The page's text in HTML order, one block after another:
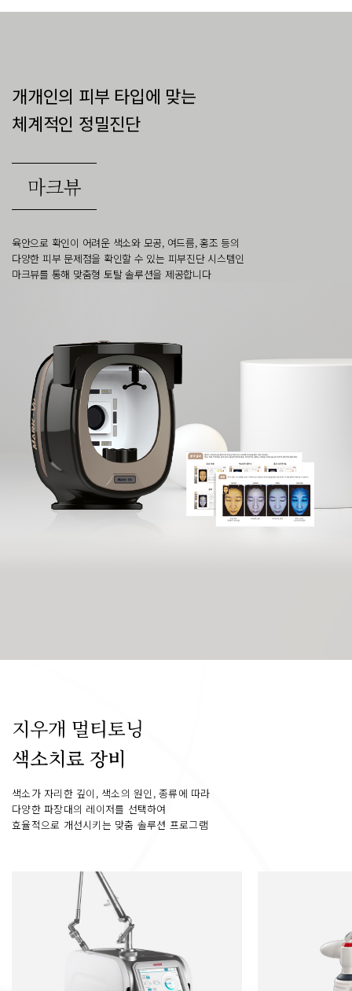
개개인의 피부 타입에 맞는
체계적인 정밀진단
마크뷰
육안으로 확인이 어려운 색소와 모공, 여드름, 홍조 등의
다양한 피부 문제점을 확인할 수 있는 피부진단 시스템인
마크뷰를 통해 맞춤형 토탈 솔루션을 제공합니다
지우개 멀티토닝
색소치료 장비
색소가 자리한 깊이, 색소의 원인, 종류에 따라
다양한 파장대의 레이저를 선택하여
효율적으로 개선시키는 맞춤 솔루션 프로그램